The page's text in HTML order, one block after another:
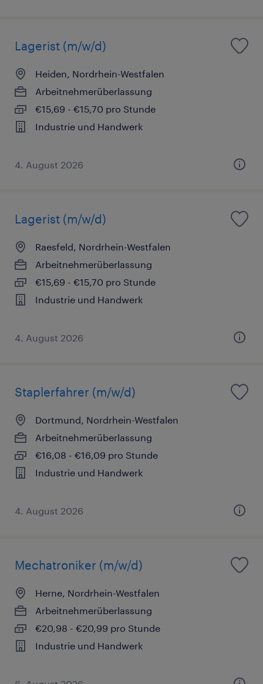
Lagerist (m/w/d)
Heiden, Nordrhein-Westfalen
Arbeitnehmerüberlassung
€15,69 - €15,70 pro Stunde
Industrie und Handwerk
4. August 2026
Lagerist (m/w/d)
Raesfeld, Nordrhein-Westfalen
Arbeitnehmerüberlassung
€15,69 - €15,70 pro Stunde
Industrie und Handwerk
4. August 2026
Staplerfahrer (m/w/d)
Dortmund, Nordrhein-Westfalen
Arbeitnehmerüberlassung
€16,08 - €16,09 pro Stunde
Industrie und Handwerk
4. August 2026
Mechatroniker (m/w/d)
Herne, Nordrhein-Westfalen
Arbeitnehmerüberlassung
€20,98 - €20,99 pro Stunde
Industrie und Handwerk